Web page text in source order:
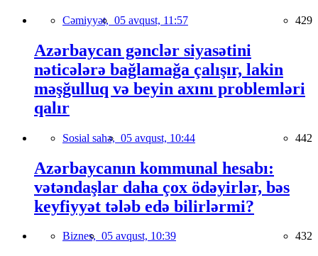
Cəmiyyət, 05 avqust, 11:57 429
Azərbaycan gənclər siyasətini
nəticələrə bağlamağa çalışır, lakin
məşğulluq və beyin axını problemləri
qalır
Sosial sahə, 05 avqust, 10:44 442
Azərbaycanın kommunal hesabı:
vətəndaşlar daha çox ödəyirlər, bəs
keyfiyyət tələb edə bilirlərmi?
Biznes, 05 avqust, 10:39 432